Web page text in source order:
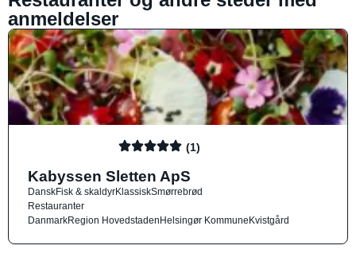
anmeldelser
(1)
Kabyssen Sletten ApS
DanskFisk & skaldyrKlassiskSmørrebrød
Restauranter
DanmarkRegion HovedstadenHelsingør KommuneKvistgård